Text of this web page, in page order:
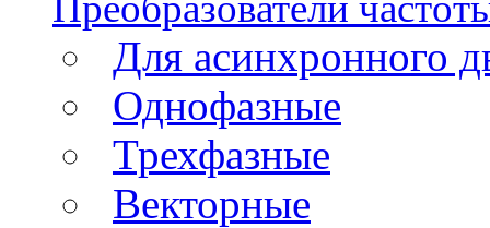
Для асинхронного
Однофазные
Трехфазные
Векторные